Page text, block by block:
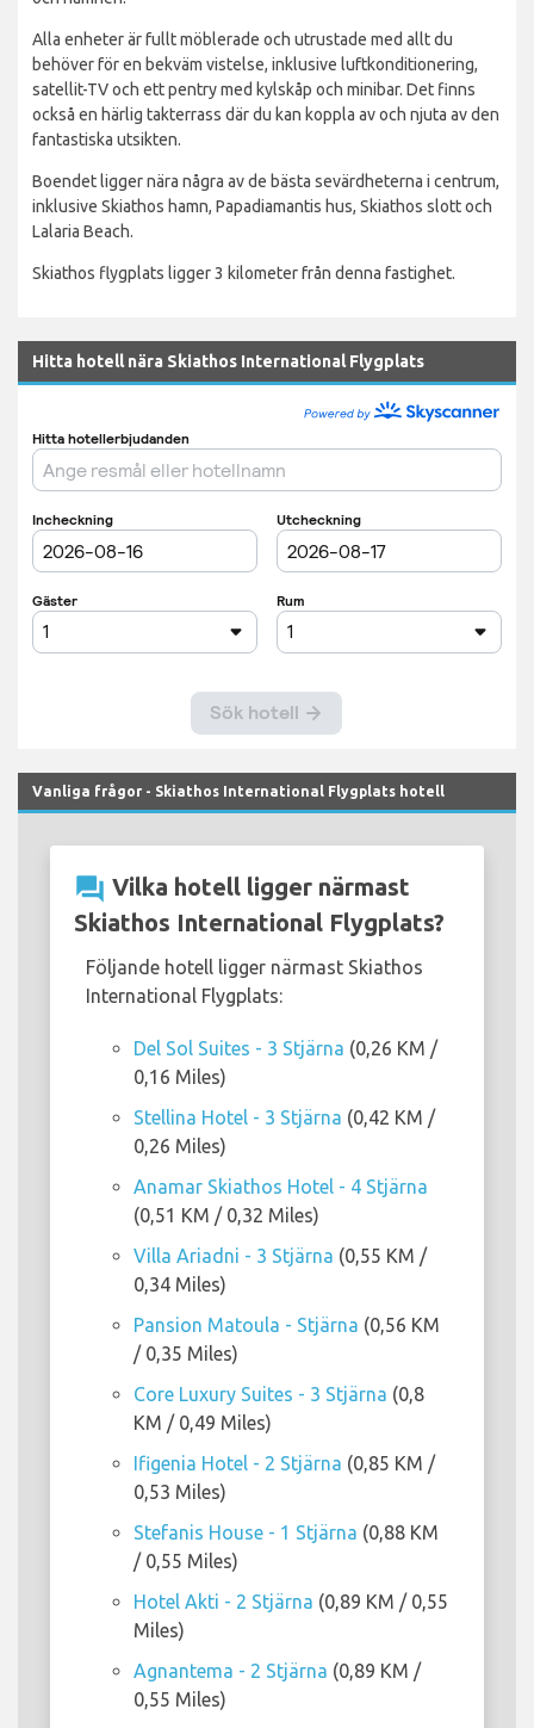
Alla enheter är fullt möblerade och utrustade med allt du
behöver för en bekväm vistelse, inklusive luftkonditionering,
satellit-TV och ett pentry med kylskåp och minibar. Det finns
också en härlig takterrass där du kan koppla av och njuta av den
fantastiska utsikten.
Boendet ligger nära några av de bästa sevärdheterna i centrum,
inklusive Skiathos hamn, Papadiamantis hus, Skiathos slott och
Lalaria Beach.
Skiathos flygplats ligger 3 kilometer från denna fastighet.
Hitta hotell nära Skiathos International Flygplats
Vanliga frågor - Skiathos International Flygplats hotell
question_answer Vilka hotell ligger närmast
Skiathos International Flygplats?
Följande hotell ligger närmast Skiathos
International Flygplats:
Del Sol Suites - 3 Stjärna (0,26 KM /
0,16 Miles)
Stellina Hotel - 3 Stjärna (0,42 KM /
0,26 Miles)
Anamar Skiathos Hotel - 4 Stjärna
(0,51 KM / 0,32 Miles)
Villa Ariadni - 3 Stjärna (0,55 KM /
0,34 Miles)
Pansion Matoula - Stjärna (0,56 KM
/ 0,35 Miles)
Core Luxury Suites - 3 Stjärna (0,8
KM / 0,49 Miles)
Ifigenia Hotel - 2 Stjärna (0,85 KM /
0,53 Miles)
Stefanis House - 1 Stjärna (0,88 KM
/ 0,55 Miles)
Hotel Akti - 2 Stjärna (0,89 KM / 0,55
Miles)
Agnantema - 2 Stjärna (0,89 KM /
0,55 Miles)